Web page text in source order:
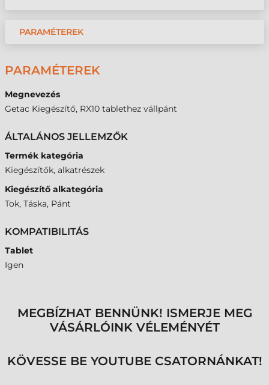
PARAMÉTEREK
PARAMÉTEREK
Megnevezés
Getac Kiegészítő, RX10 tablethez vállpánt
ÁLTALÁNOS JELLEMZŐK
Termék kategória
Kiegészítők, alkatrészek
Kiegészítő alkategória
Tok, Táska, Pánt
KOMPATIBILITÁS
Tablet
Igen
MEGBÍZHAT BENNÜNK! ISMERJE MEG
VÁSÁRLÓINK VÉLEMÉNYÉT
KÖVESSE BE YOUTUBE CSATORNÁNKAT!